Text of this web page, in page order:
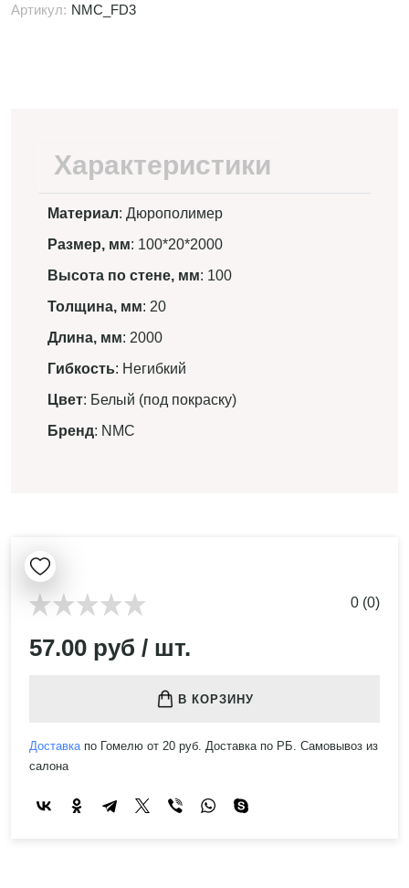
Артикул: NMC_FD3
Характеристики
Материал: Дюрополимер
Размер, мм: 100*20*2000
Высота по стене, мм: 100
Толщина, мм: 20
Длина, мм: 2000
Гибкость: Негибкий
Цвет: Белый (под покраску)
Бренд: NMC
0 (0)
57.00 руб / шт.
В КОРЗИНУ
Доставкапо Гомелю от 20 руб. Доставка по РБ. Самовывоз из
салона